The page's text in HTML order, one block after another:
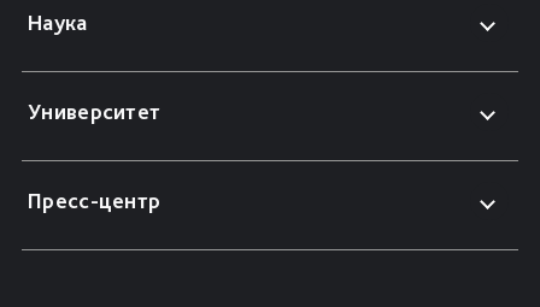
Наука
Университет
Пресс-центр